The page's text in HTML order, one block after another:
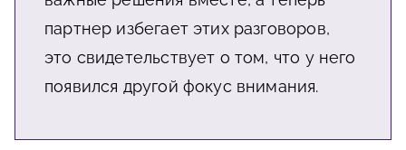
партнер избегает этих разговоров,
это свидетельствует о том, что у него
появился другой фокус внимания.